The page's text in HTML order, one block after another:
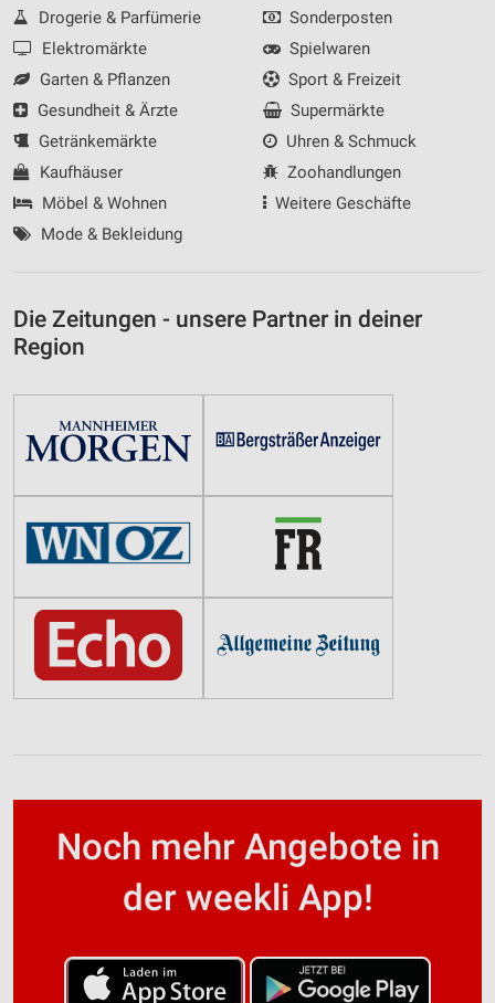
Drogerie & Parfümerie
Elektromärkte
Garten & Pflanzen
Gesundheit & Ärzte
Getränkemärkte
Kaufhäuser
Möbel & Wohnen
Mode & Bekleidung
Sonderposten
Spielwaren
Sport & Freizeit
Supermärkte
Uhren & Schmuck
Zoohandlungen
Weitere Geschäfte
Die Zeitungen - unsere Partner in deiner
Region
Noch mehr Angebote in
der weekli App!